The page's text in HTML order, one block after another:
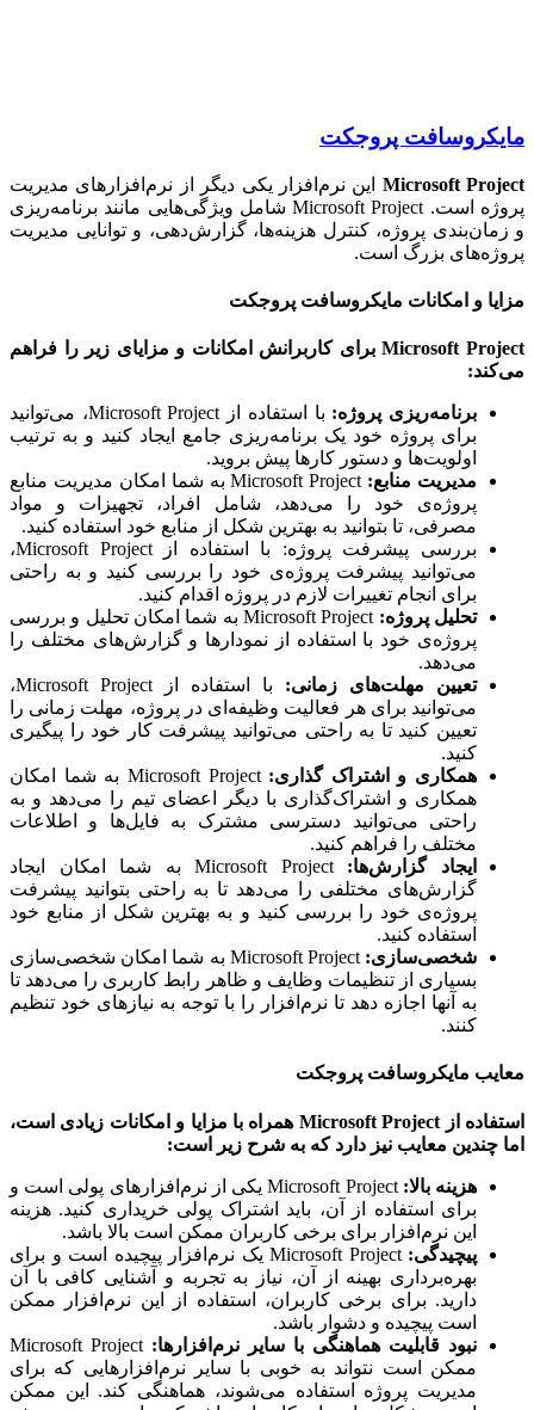
پروجکت
Microsoftاین نرم‌افزار یکی دیگر از نرم‌افزارهای مدیریت
پروژه است. Microsoft Project شامل ویژگی‌هایی مانند برنامه‌ریزی
پروژه، کنترل هزینه‌ها، گزارش‌دهی، و توانایی مدیریت
بزرگ است.
و امکانات مایکروسافت پروجکت
Microsoft Project برای کاربرانش امکانات و مزایای زیر را فراهم
برنامه‌ریزی پروژه:
با استفاده از Microsoft Project، می‌توانید
برای پروژه خود یک برنامه‌ریزی جامع ایجاد کنید و به ترتیب
اولویت‌ها و دستور کارها پیش بروید.
مدیریت منابع:
Microsoft Project به شما امکان مدیریت منابع
پروژه‌ی خود را می‌دهد، شامل افراد، تجهیزات و مواد
مصرفی، تا بتوانید به بهترین شکل از منابع خود استفاده کنید.
بررسی پیشرفت پروژه: با استفاده از Microsoft Project،
می‌توانید پیشرفت پروژه‌ی خود را بررسی کنید و به راحتی
برای انجام تغییرات لازم در پروژه اقدام کنید.
تحلیل پروژه:
Microsoft Project به شما امکان تحلیل و بررسی
پروژه‌ی خود با استفاده از نمودارها و گزارش‌های مختلف را
می‌دهد.
تعیین مهلت‌های زمانی:
با استفاده از Microsoft Project،
می‌توانید برای هر فعالیت وظیفه‌ای در پروژه، مهلت زمانی را
تعیین کنید تا به راحتی می‌توانید پیشرفت کار خود را پیگیری
همکاری و اشتراک گذاری:
Microsoft Project به شما امکان
همکاری و اشتراک‌گذاری با دیگر اعضای تیم را می‌دهد و به
راحتی می‌توانید دسترسی مشترک به فایل‌ها و اطلاعات
مختلف را فراهم کنید.
ایجاد گزارش‌ها:
Microsoft Project به شما امکان ایجاد
گزارش‌های مختلفی را می‌دهد تا به راحتی بتوانید پیشرفت
پروژه‌ی خود را بررسی کنید و به بهترین شکل از منابع خود
استفاده کنید.
شخصی‌سازی:
Microsoft Project به شما امکان شخصی‌سازی
بسیاری از تنظیمات وظایف و ظاهر رابط کاربری را می‌دهد تا
به آنها اجازه دهد تا نرم‌افزار را با توجه به نیازهای خود تنظیم
مایکروسافت پروجکت
استفاده از Microsoft Project همراه با مزایا و امکانات زیادی است،
چندین معایب نیز دارد که به شرح زیر است:
هزینه بالا:
Microsoft Project یکی از نرم‌افزارهای پولی است و
برای استفاده از آن، باید اشتراک پولی خریداری کنید. هزینه
این نرم‌افزار برای برخی کاربران ممکن است بالا باشد.
پیچیدگی:
Microsoft Project یک نرم‌افزار پیچیده است و برای
بهره‌برداری بهینه از آن، نیاز به تجربه و آشنایی کافی با آن
دارید. برای برخی کاربران، استفاده از این نرم‌افزار ممکن
است پیچیده و دشوار باشد.
نبود قابلیت هماهنگی با سایر نرم‌افزارها:Microsoft Project
ممکن است نتواند به خوبی با سایر نرم‌افزارهایی که برای
مدیریت پروژه استفاده می‌شوند، هماهنگی کند. این ممکن